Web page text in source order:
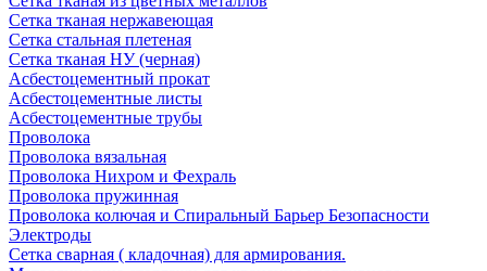
Сетка тканая нержавеющая
Сетка стальная плетеная
Сетка тканая НУ (черная)
Асбестоцементный прокат
Асбестоцементные листы
Асбестоцементные трубы
Проволока
Проволока вязальная
Проволока Нихром и Фехраль
Проволока пружинная
Проволока колючая и Спиральный Барьер Безопасности
Электроды
Сетка сварная ( кладочная) для армирования.